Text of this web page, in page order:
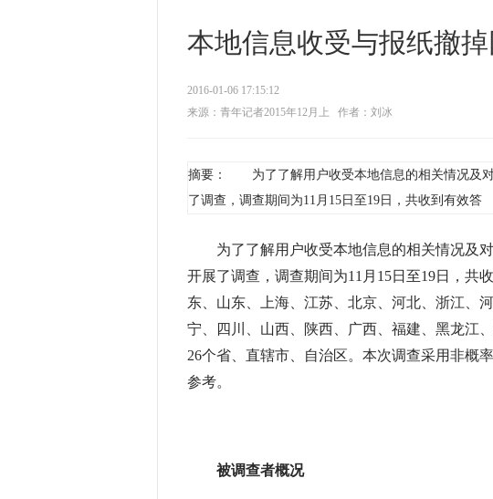
本地信息收受与报纸撤
2016-01-06 17:15:12
来源：青年记者2015年12月上
作者：刘冰
摘要： 为了了解用户收受本地信息的相关情况及对
了调查，调查期间为11月15日至19日，共收到有效答
为了了解用户收受本地信息的相关情况及对
开展了调查，调查期间为11月15日至19日，共
东、山东、上海、江苏、北京、河北、浙江、
宁、四川、山西、陕西、广西、福建、黑龙江
26个省、直辖市、自治区。本次调查采用非概
参考。
被调查者概况